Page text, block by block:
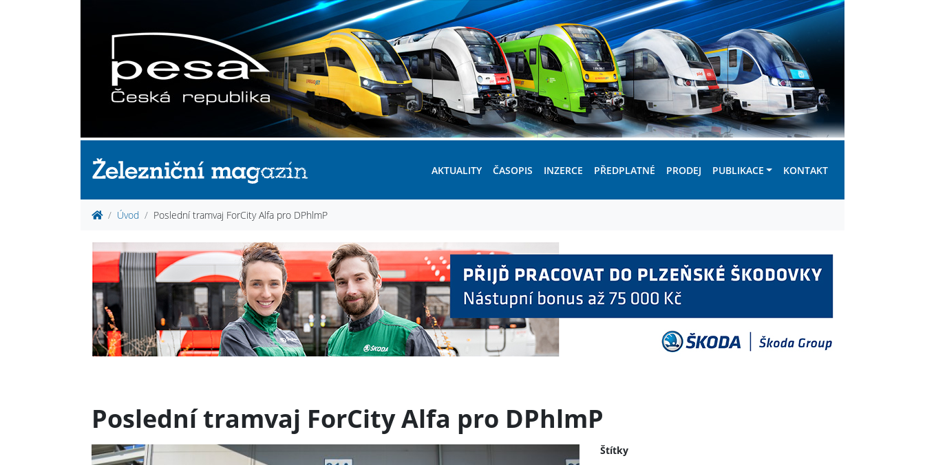
AKTUALITY ČASOPIS INZERCE PŘEDPLATNÉ PRODEJ PUBLIKACE KONTAKT
Úvod Poslední tramvaj ForCity Alfa pro DPhlmP
Poslední tramvaj ForCity Alfa pro DPhlmP
Štítky